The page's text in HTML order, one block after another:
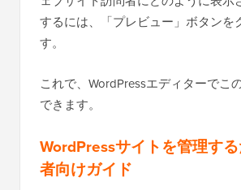
するには、「プレビュー」ボタンを
す。
これで、WordPressエディターでこ
できます。
WordPressサイトを管理す
者向けガイド